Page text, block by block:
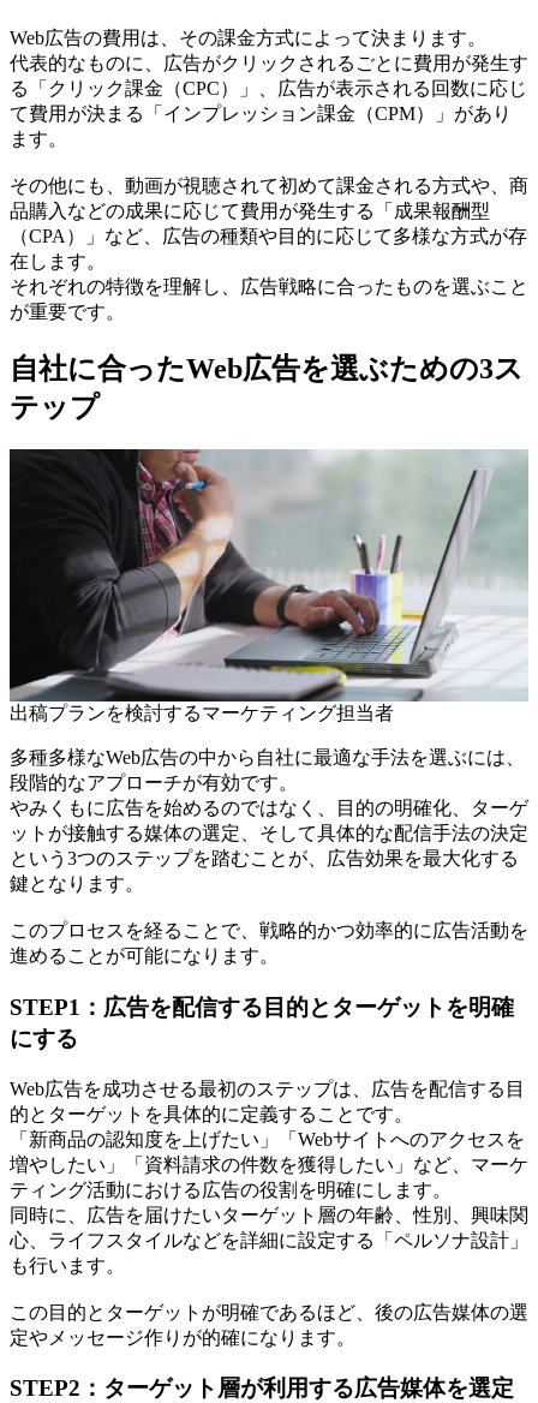
Web広告の費用は、その課金方式によって決まります。
代表的なものに、広告がクリックされるごとに費用が発生す
る「クリック課金（CPC）」、広告が表示される回数に応じ
て費用が決まる「インプレッション課金（CPM）」があり
ます。
その他にも、動画が視聴されて初めて課金される方式や、商
品購入などの成果に応じて費用が発生する「成果報酬型
（CPA）」など、広告の種類や目的に応じて多様な方式が存
在します。
それぞれの特徴を理解し、広告戦略に合ったものを選ぶこと
が重要です。
自社に合ったWeb広告を選ぶための3ス
テップ
出稿プランを検討するマーケティング担当者
多種多様なWeb広告の中から自社に最適な手法を選ぶには、
段階的なアプローチが有効です。
やみくもに広告を始めるのではなく、目的の明確化、ターゲ
ットが接触する媒体の選定、そして具体的な配信手法の決定
という3つのステップを踏むことが、広告効果を最大化する
鍵となります。
このプロセスを経ることで、戦略的かつ効率的に広告活動を
進めることが可能になります。
STEP1：広告を配信する目的とターゲットを明確
にする
Web広告を成功させる最初のステップは、広告を配信する目
的とターゲットを具体的に定義することです。
「新商品の認知度を上げたい」「Webサイトへのアクセスを
増やしたい」「資料請求の件数を獲得したい」など、マーケ
ティング活動における広告の役割を明確にします。
同時に、広告を届けたいターゲット層の年齢、性別、興味関
心、ライフスタイルなどを詳細に設定する「ペルソナ設計」
も行います。
この目的とターゲットが明確であるほど、後の広告媒体の選
定やメッセージ作りが的確になります。
STEP2：ターゲット層が利用する広告媒体を選定